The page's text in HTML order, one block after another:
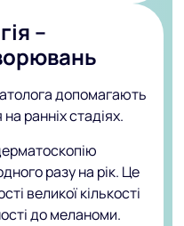
–
допомагають
ранніх стадіях.
разу на рік. Це
великої кількості
до меланоми.